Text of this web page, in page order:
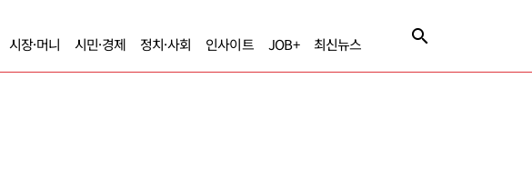
시장·머니 시민·경제 정치·사회 인사이트 JOB+ 최신뉴스